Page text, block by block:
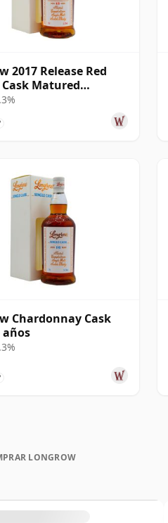
2017 Release Red
Matured
S 13 años
Chardonnay Cask
años
LONGROW